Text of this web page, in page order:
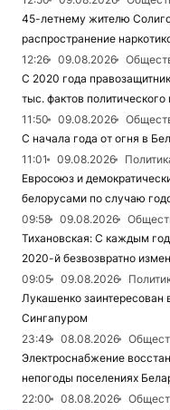
45-летнему жителю
распространение
12:26
09.08.2026
С 2020 года
тыс. фактов
11:50
09.08.2026
С начала года от огня в
11:01
09.08.2026
Евросоюз и
белорусами по случаю
09:58
09.08.2026
Тихановская: С каждым
2020-й безвозвратно
09:05
09.08.2026
Лукашенко заинтересован
Сингапуром
23:49
08.08.2026
Электроснабжение
непогоды поселениях
22:00
08.08.2026